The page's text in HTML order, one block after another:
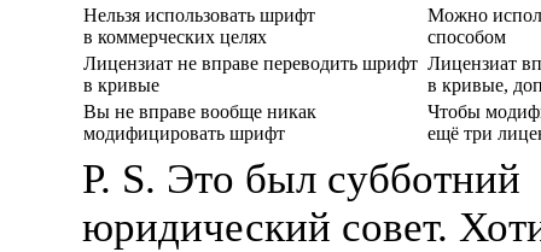
Нельзя использовать шрифт
в коммерческих целях
Можно
способом
Лицензиат не вправе переводить шрифт
в кривые
Лицензиат
в кривые,
Вы не вправе вообще никак
модифицировать шрифт
Чтобы
ещё три
P. S. Это был субботний
юридический совет.